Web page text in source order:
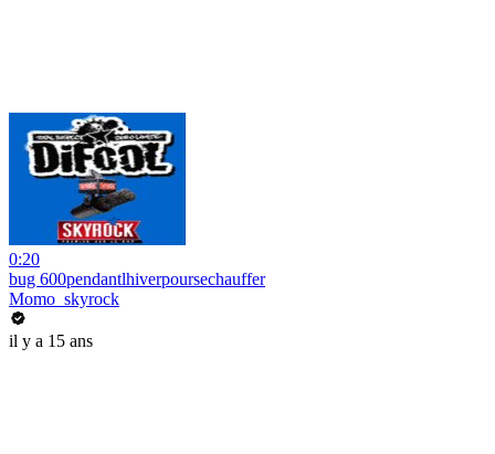
0:20
bug 600pendantlhiverpoursechauffer
Momo_skyrock
il y a 15 ans